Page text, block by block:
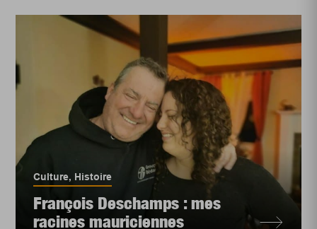
Culture, Histoire
François Deschamps : mes
racines mauriciennes